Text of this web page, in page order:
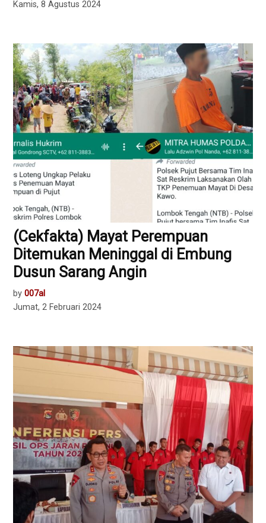
Kamis, 8 Agustus 2024
(Cekfakta) Mayat Perempuan
Ditemukan Meninggal di Embung
Dusun Sarang Angin
by 007al
Jumat, 2 Februari 2024